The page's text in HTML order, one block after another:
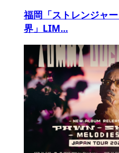
福岡「ストレンジャ
界」LIM...